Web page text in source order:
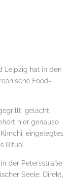
Leipzig hat in den
Food-
gelacht,
hier genauso
eingelegtes
Ritual.
in der Petersstraße:
Seele. Direkt,